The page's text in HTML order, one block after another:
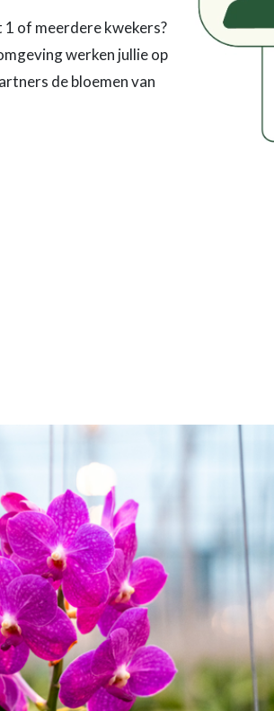
1 of meerdere kwekers?
werken jullie op
de bloemen van